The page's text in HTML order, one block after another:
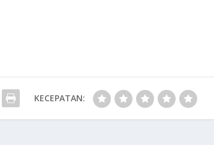
KECEPATAN: